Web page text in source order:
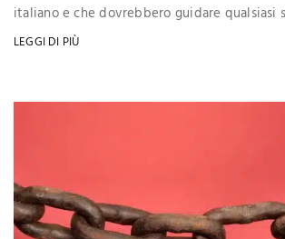
italiano e che dovrebbero guidare qualsiasi
LEGGI DI PIÙ